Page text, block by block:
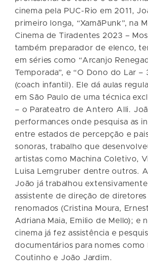
cinema pela PUC-Rio em 2011,
primeiro longa, “XamãPunk”, na
Cinema de Tiradentes 2023 –
também preparador de elenco,
em séries como “Arcanjo
Temporada”, e “O Dono do Lar –
(coach infantil). Ele dá aulas
em São Paulo de uma técnica
– o Parateatro de Antero Alli.
performances onde pesquisa as
entre estados de percepção e
sonoras, trabalho que
artistas como Machina Coletivo,
Luisa Lemgruber dentre outros.
João já trabalhou
assistente de direção de
renomados (Cristina Moura,
Adriana Maia, Emilio de Mello); e
cinema já fez assistência e
documentários para nomes como
Coutinho e João Jardim.